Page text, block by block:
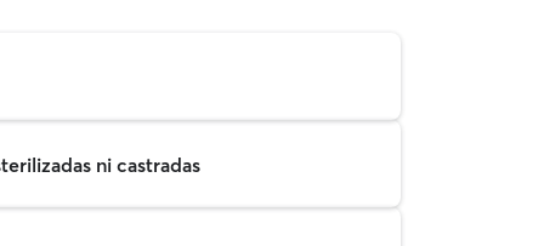
ni castradas